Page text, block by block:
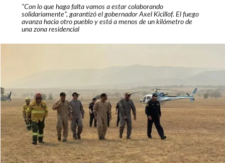
“Con lo que haga falta vamos a estar colaborando
solidariamente”, garantizó el gobernador Axel Kicillof. El fuego
avanza hacia otro pueblo y está a menos de un kilómetro de
una zona residencial